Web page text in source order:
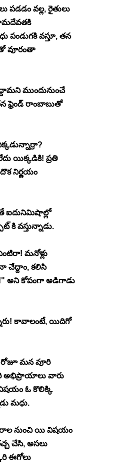
పండుగకి వస్తూ, తన
వూరంతా
ముందునుంచే
ఫ్రెండ్ రాంబాబుతో
యిక్కడికి! ప్రతి
నిర్ణయం
ఐదునిమిషాల్లో
కి వస్తున్నాడు.
మనోళ్లు
చేద్దాం, కలిసి
అని కోపంగా అడిగాడు
కావాలంటే, యిదిగో
రోజూ మన వూరి
అభిప్రాయాలు వారు
విషయం ఓ కొలిక్కి
మధు.
నుంచి యి విషయం
చేసి, అసలు
ఈగోలు